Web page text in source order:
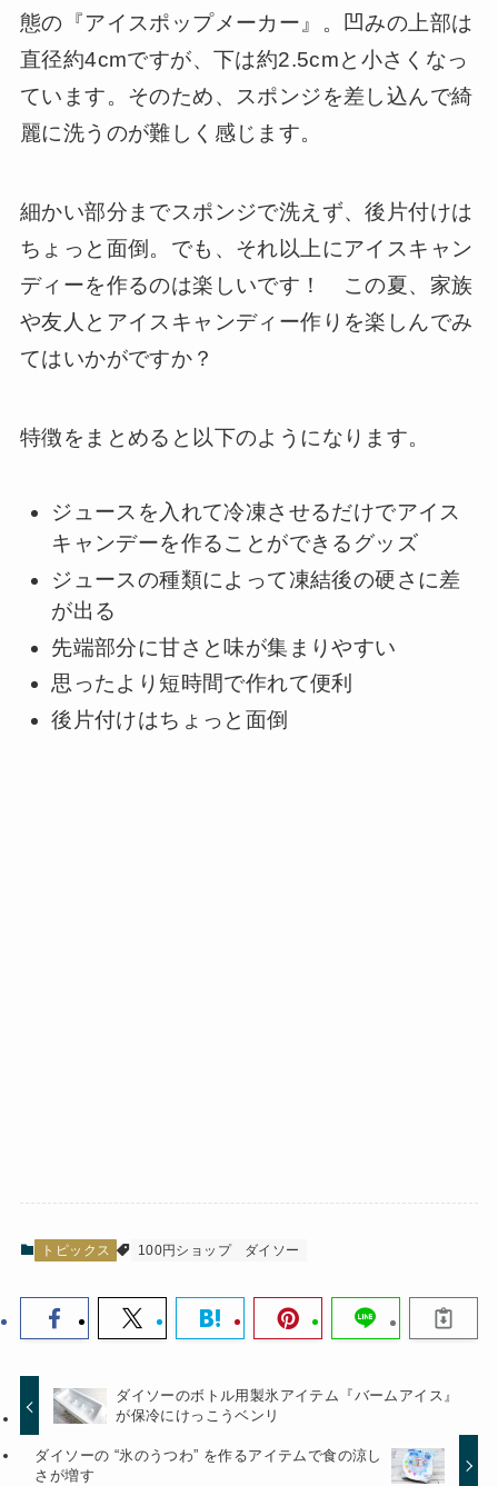
態の『アイスポップメーカー』。凹みの上部は
直径約4cmですが、下は約2.5cmと小さくなっ
ています。そのため、スポンジを差し込んで綺
麗に洗うのが難しく感じます。
細かい部分までスポンジで洗えず、後片付けは
ちょっと面倒。でも、それ以上にアイスキャン
ディーを作るのは楽しいです！ この夏、家族
や友人とアイスキャンディー作りを楽しんでみ
てはいかがですか？
特徴をまとめると以下のようになります。
ジュースを入れて冷凍させるだけでアイス
キャンデーを作ることができるグッズ
ジュースの種類によって凍結後の硬さに差
が出る
先端部分に甘さと味が集まりやすい
思ったより短時間で作れて便利
後片付けはちょっと面倒
トピックス 100円ショップ ダイソー
ダイソーのボトル用製氷アイテム『バームアイス』
が保冷にけっこうベンリ
ダイソーの “氷のうつわ” を作るアイテムで食の涼し
さが増す